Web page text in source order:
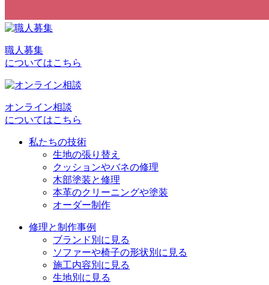
ョ
ン
職人募集
についてはこちら
オンライン相談
についてはこちら
私たちの技術
生地の張り替え
クッションやバネの修理
木部塗装と修理
本革のクリーニングや塗装
オーダー制作
修理と制作事例
ブランド別に見る
ソファーや椅子の形状別に見る
施工内容別に見る
生地別に見る